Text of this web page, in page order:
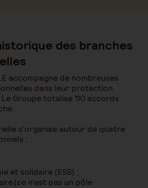
des branches
accompagne de nombreuses
dans leur protection
Groupe totalise 110 accords
s'organise autour de quatre
:
et solidaire (ESS) ;
(ce n’est pas un pôle.